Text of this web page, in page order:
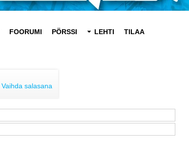
FOORUMI PÖRSSI LEHTI TILAA
Vaihda salasana